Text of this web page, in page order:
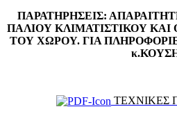
ΠΑΡΑΤΗΡΗΣΕΙΣ:
ΠΑΛΙΟΥ ΚΛΙΜΑΤΙΣΤΙΚΟΥ ΚΑΙ
ΤΟΥ ΧΩΡΟΥ. ΓΙΑ
ΤΕΧΝΙΚΕΣ